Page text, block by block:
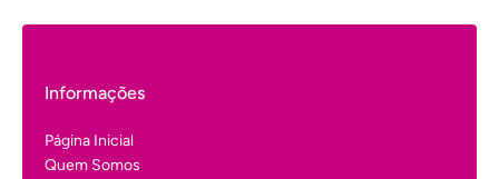
Informações
Página Inicial
Quem Somos